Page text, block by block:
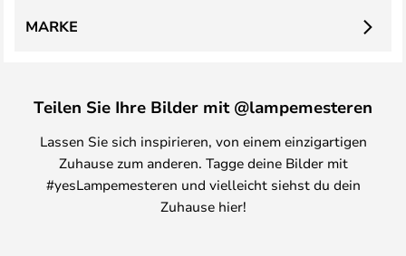
MARKE
Teilen Sie Ihre Bilder mit @lampemesteren
Lassen Sie sich inspirieren, von einem einzigartigen
Zuhause zum anderen. Tagge deine Bilder mit
#yesLampemesteren und vielleicht siehst du dein
Zuhause hier!